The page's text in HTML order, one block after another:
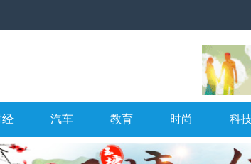
经 汽车 教育 时尚 科